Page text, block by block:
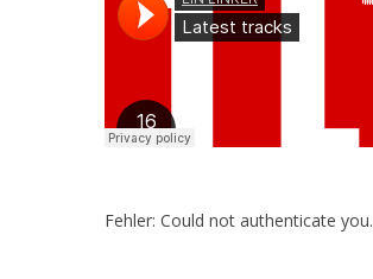
Fehler: Could not authenticate you.